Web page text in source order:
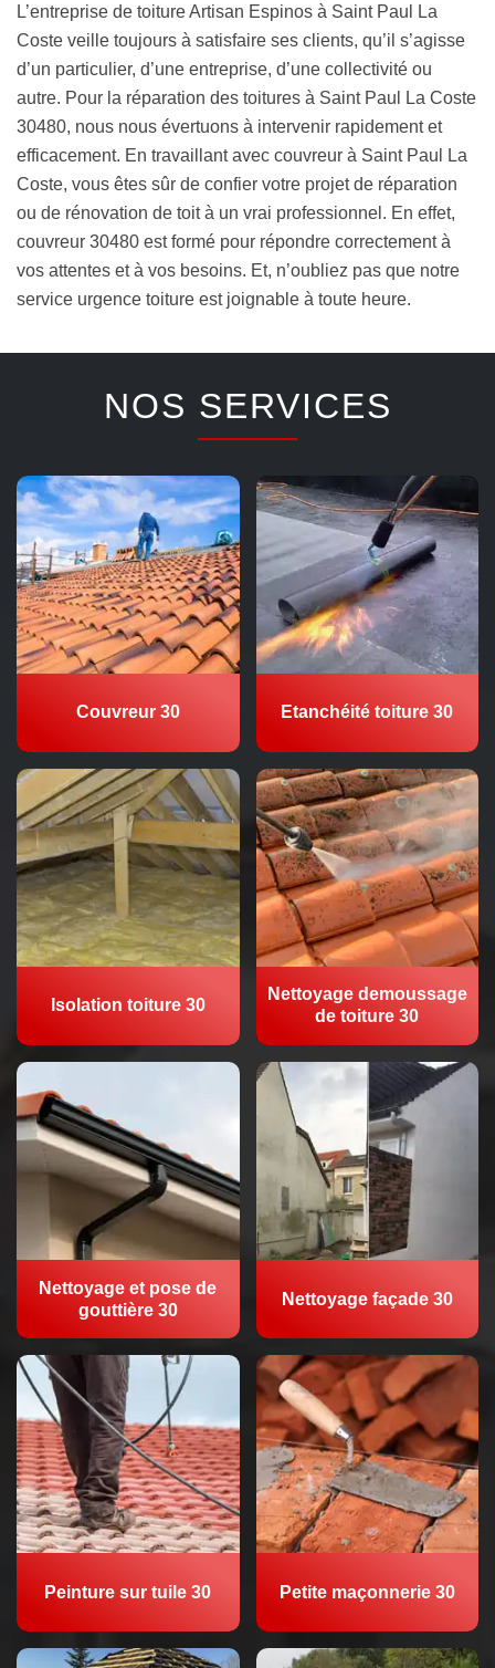
L’entreprise de toiture Artisan Espinos à Saint Paul La
Coste veille toujours à satisfaire ses clients, qu’il s’agisse
d’un particulier, d’une entreprise, d’une collectivité ou
autre. Pour la réparation des toitures à Saint Paul La Coste
30480, nous nous évertuons à intervenir rapidement et
efficacement. En travaillant avec couvreur à Saint Paul La
Coste, vous êtes sûr de confier votre projet de réparation
ou de rénovation de toit à un vrai professionnel. En effet,
couvreur 30480 est formé pour répondre correctement à
vos attentes et à vos besoins. Et, n’oubliez pas que notre
service urgence toiture est joignable à toute heure.
NOS SERVICES
Couvreur 30 Etanchéité toiture 30
Isolation toiture 30
Nettoyage demoussage
de toiture 30
Nettoyage et pose de
gouttière 30
Nettoyage façade 30
Peinture sur tuile 30 Petite maçonnerie 30